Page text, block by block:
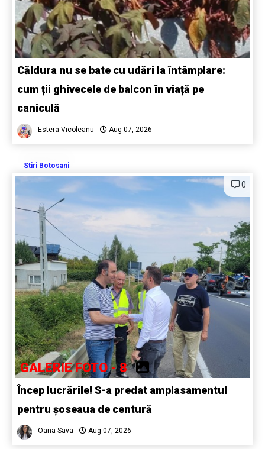
Căldura nu se bate cu udări la întâmplare:
cum ții ghivecele de balcon în viață pe
caniculă
Estera Vicoleanu Aug 07, 2026
Stiri Botosani
0
GALERIE FOTO - 8
Încep lucrările! S-a predat amplasamentul
pentru șoseaua de centură
Oana Sava Aug 07, 2026